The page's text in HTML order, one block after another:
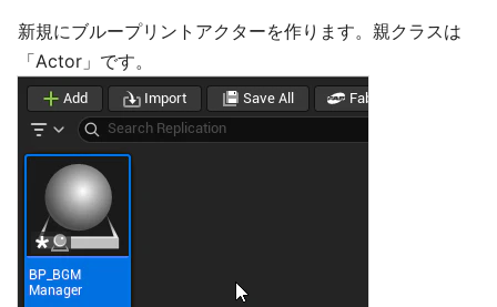
新規にブループリントアクターを作ります。親クラスは
「Actor」です。